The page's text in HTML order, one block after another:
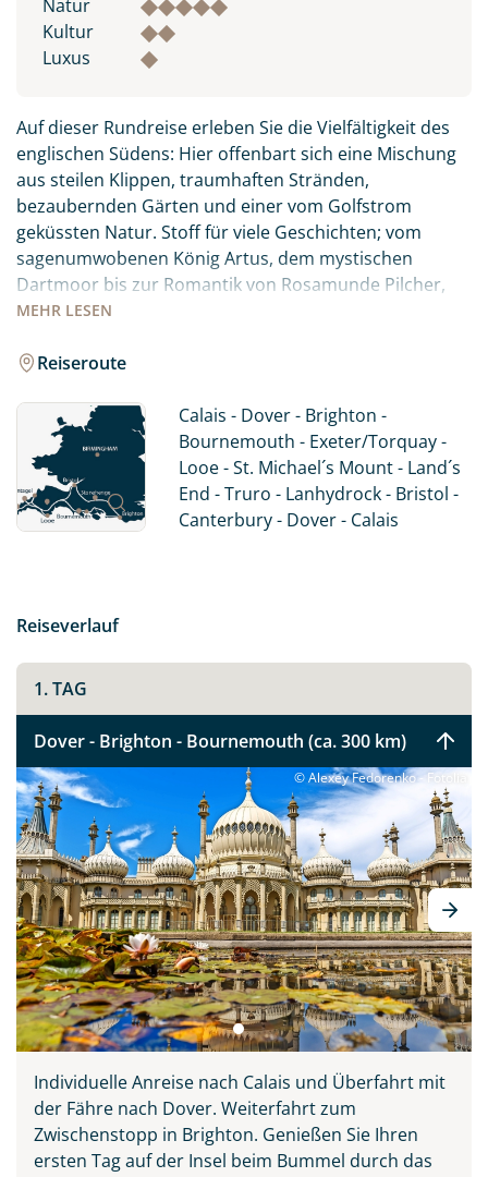
Teile diese Reise
Natur
Kultur
Luxus
MEHR LESEN
Auf dieser Rundreise erleben Sie die Vielfältigkeit des
englischen Südens: Hier offenbart sich eine Mischung
aus steilen Klippen, traumhaften Stränden,
bezaubernden Gärten und einer vom Golfstrom
geküssten Natur. Stoff für viele Geschichten; vom
sagenumwobenen König Artus, dem mystischen
Dartmoor bis zur Romantik von Rosamunde Pilcher,
begegnen dem Lifestyle des einstigen Landadels und
wohnen Sie in ausgewählten B&B´s oder Hotels um die
Schließlich gehört der abendliche Besuch im Pub zu
einer England-Reise dazu...
Reiseroute
Calais - Dover - Brighton -
Bournemouth - Exeter/Torquay -
Looe - St. Michael´s Mount - Land´s
End - Truro - Lanhydrock - Bristol -
Canterbury - Dover - Calais
Reiseverlauf
1. TAG
Dover - Brighton - Bournemouth (ca. 300 km)
© Alexey Fedorenko - Fotolia
Individuelle Anreise nach Calais und Überfahrt mit
der Fähre nach Dover. Weiterfahrt zum
Zwischenstopp in Brighton. Genießen Sie Ihren
ersten Tag auf der Insel beim Bummel durch das